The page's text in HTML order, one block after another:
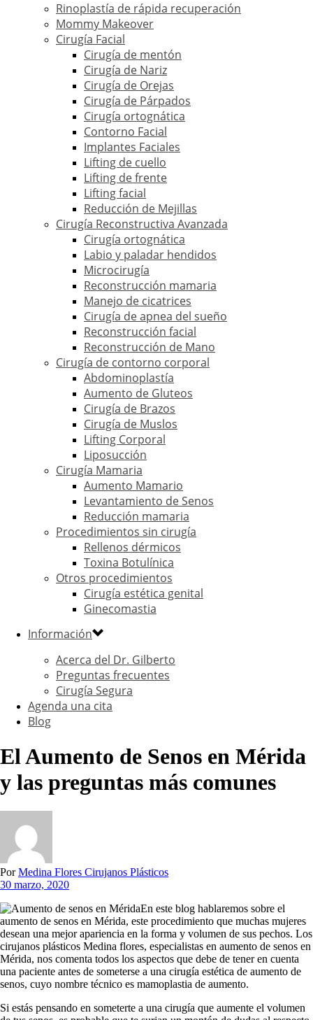
Rinoplastía de rápida recuperación
Mommy Makeover
Cirugía Facial
Cirugía de mentón
Cirugía de Nariz
Cirugía de Orejas
Cirugía de Párpados
Cirugía ortognática
Contorno Facial
Implantes Faciales
Lifting de cuello
Lifting de frente
Lifting facial
Reducción de Mejillas
Cirugía Reconstructiva Avanzada
Cirugía ortognática
Labio y paladar hendidos
Microcirugía
Reconstrucción mamaria
Manejo de cicatrices
Cirugía de apnea del sueño
Reconstrucción facial
Reconstrucción de Mano
Cirugía de contorno corporal
Abdominoplastía
Aumento de Gluteos
Cirugía de Brazos
Cirugía de Muslos
Lifting Corporal
Liposucción
Cirugía Mamaria
Aumento Mamario
Levantamiento de Senos
Reducción mamaria
Procedimientos sin cirugía
Rellenos dérmicos
Toxina Botulínica
Otros procedimientos
Cirugía estética genital
Ginecomastia
Información
Acerca del Dr. Gilberto
Preguntas frecuentes
Cirugía Segura
Agenda una cita
Blog
El Aumento de Senos en Mérida
y las preguntas más comunes
PorMedina Flores Cirujanos Plásticos
30 marzo, 2020
En este blog hablaremos sobre el
aumento de senos en Mérida, este procedimiento que muchas mujeres
desean una mejor apariencia en la forma y volumen de sus pechos. Los
cirujanos plásticos Medina flores, especialistas en aumento de senos en
Mérida, nos comenta todos los aspectos que debe de tener en cuenta
una paciente antes de someterse a una cirugía estética de aumento de
senos, cuyo nombre técnico es mamoplastia de aumento.
Si estás pensando en someterte a una cirugía que aumente el volumen